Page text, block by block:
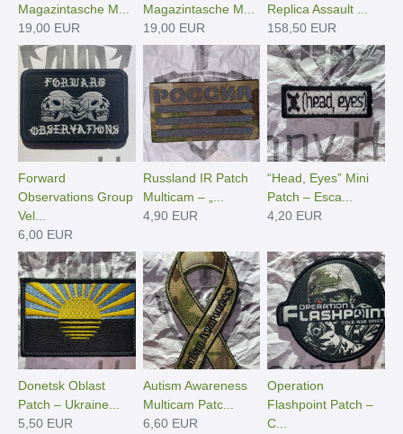
Magazintasche M...
19,00 EUR
Magazintasche M...
19,00 EUR
Replica Assault ...
158,50 EUR
Forward
Observations Group
Vel...
6,00 EUR
Russland IR Patch
Multicam – „...
4,90 EUR
“Head, Eyes” Mini
Patch – Esca...
4,20 EUR
Donetsk Oblast
Patch – Ukraine...
5,50 EUR
Autism Awareness
Multicam Patc...
6,60 EUR
Operation
Flashpoint Patch –
C...